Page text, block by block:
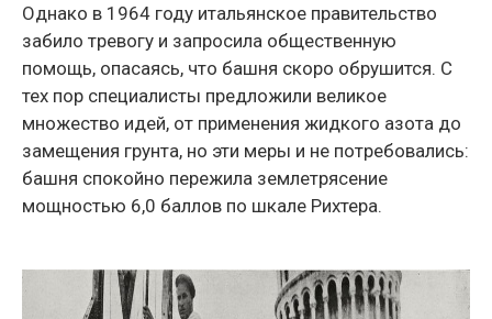
Однако в 1964 году итальянское правительство
забило тревогу и запросила общественную
помощь, опасаясь, что башня скоро обрушится. С
тех пор специалисты предложили великое
множество идей, от применения жидкого азота до
замещения грунта, но эти меры и не потребовались:
башня спокойно пережила землетрясение
мощностью 6,0 баллов по шкале Рихтера.